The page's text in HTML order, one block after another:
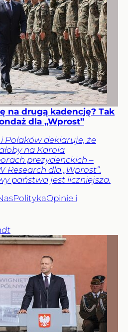
na drugą kadencję? Tak
dla „Wprost”
Polaków deklaruje, że
na Karola
prezydenckich –
Research dla „Wprost”.
państwa jest liczniejsza.
PolitykaOpinie i